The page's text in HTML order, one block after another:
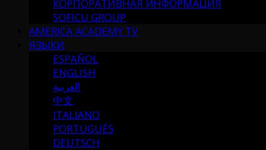
КОРПОРАТИВНАЯ ИНФОРМАЦИЯ
SOFICU GROUP
AMERICA ACADEMY TV
ЯЗЫКИ
ESPAÑOL
ENGLISH
العربية
中文
ITALIANO
PORTUGUÉS
DEUTSCH